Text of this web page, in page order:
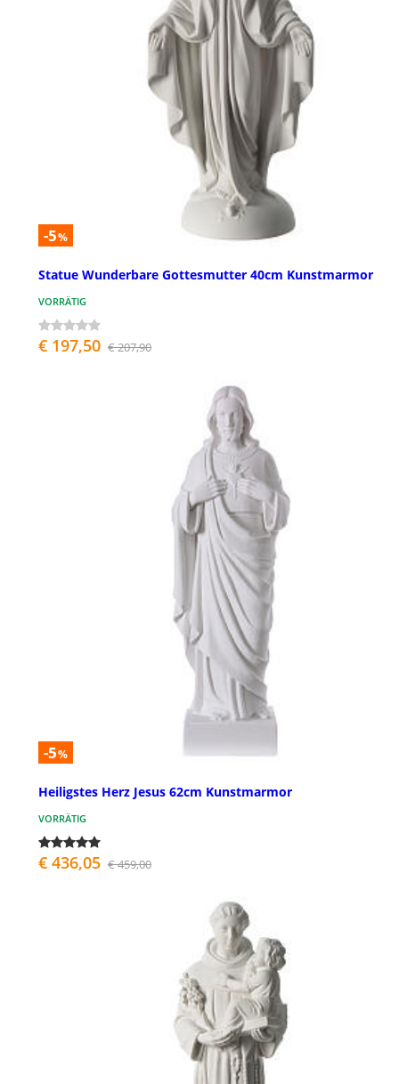
-5%
Statue Wunderbare Gottesmutter 40cm Kunstmarmor
VORRÄTIG
€ 197,50 € 207,90
-5%
Heiligstes Herz Jesus 62cm Kunstmarmor
VORRÄTIG
€ 436,05 € 459,00